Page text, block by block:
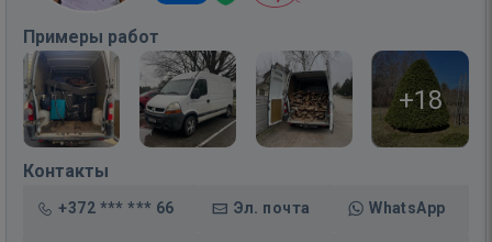
Примеры работ
+18
Контакты
+372 *** *** 66 Эл. почта WhatsApp